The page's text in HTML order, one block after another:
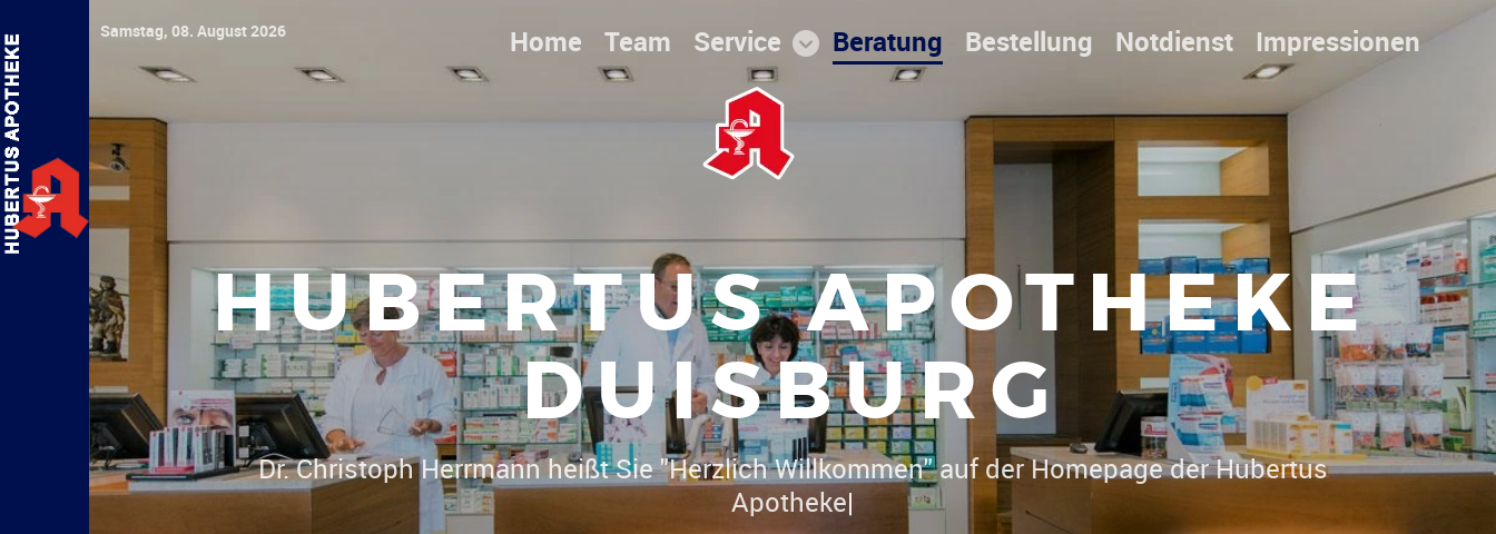
Samstag, 08. August 2026 Home Team Service Beratung Bestellung Notdienst Impressionen
HUBERTUS APOTHEKE
DUISBURG
Dr. Christoph Herrmann heißt Sie "|